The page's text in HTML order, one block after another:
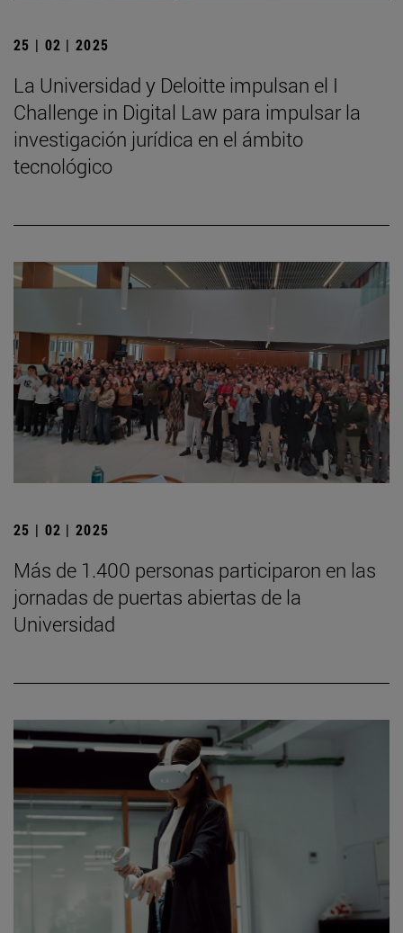
25 | 02 | 2025
La Universidad y Deloitte impulsan el I
Challenge in Digital Law para impulsar la
investigación jurídica en el ámbito
tecnológico
25 | 02 | 2025
Más de 1.400 personas participaron en las
jornadas de puertas abiertas de la
Universidad